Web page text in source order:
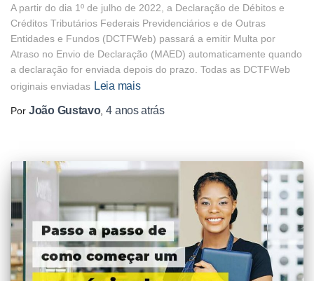
A partir do dia 1º de julho de 2022, a Declaração de Débitos e
Créditos Tributários Federais Previdenciários e de Outras
Entidades e Fundos (DCTFWeb) passará a emitir Multa por
Atraso no Envio de Declaração (MAED) automaticamente quando
a declaração for enviada depois do prazo. Todas as DCTFWeb
originais enviadas Leia mais
Por João Gustavo,4 anosatrás